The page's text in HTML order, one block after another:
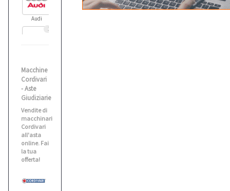
Audi
1
1
Benati
Bianco
Biesse
Macchine
Cordivari
- Aste
Giudiziarie
Vendite di
macchinari
Cordivari
all'asta
online. Fai
la tua
offerta!